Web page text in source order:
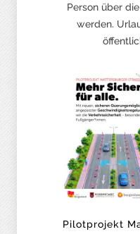
Person über
werden.
Pilotprojekt